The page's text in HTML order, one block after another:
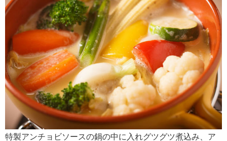
特製アンチョビソースの鍋の中に入れグツグツ煮込み、ア